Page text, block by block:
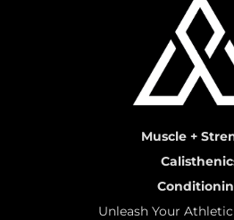
Muscle +
Unleash Your